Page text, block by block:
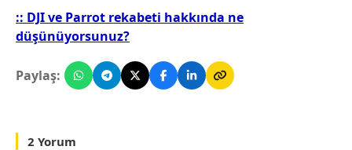
:: DJI ve Parrot rekabeti hakkında ne
düşünüyorsunuz?
Paylaş:
2 Yorum